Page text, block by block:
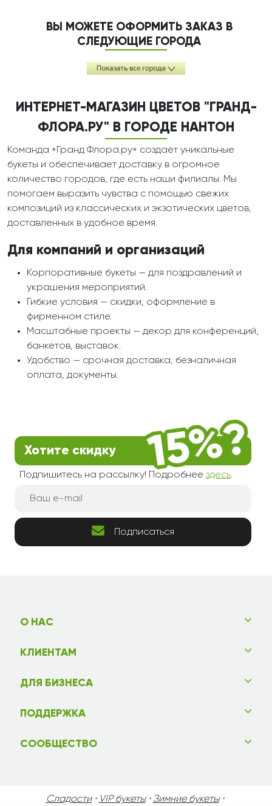
ВЫ МОЖЕТЕ ОФОРМИТЬ ЗАКАЗ В
СЛЕДУЮЩИЕ ГОРОДА
ИНТЕРНЕТ-МАГАЗИН ЦВЕТОВ "ГРАНД-
ФЛОРА.РУ" В ГОРОДЕ НАНТОН
Команда «Гранд Флора.ру» создаёт уникальные
букеты и обеспечивает доставку в огромное
количество городов, где есть наши филиалы. Мы
помогаем выразить чувства с помощью свежих
композиций из классических и экзотических цветов,
доставленных в удобное время.
Для компаний и организаций
Корпоративные букеты — для поздравлений и
украшения мероприятий.
Гибкие условия — скидки, оформление в
фирменном стиле.
Масштабные проекты — декор для конференций,
банкетов, выставок.
Удобство — срочная доставка, безналичная
оплата, документы.
Хотите скидку
Подпишитесь на рассылку! Подробнее здесь.
Подписаться
О НАС
КЛИЕНТАМ
ДЛЯ БИЗНЕСА
ПОДДЕРЖКА
СООБЩЕСТВО
Сладости• VIP букеты• Зимние букеты•